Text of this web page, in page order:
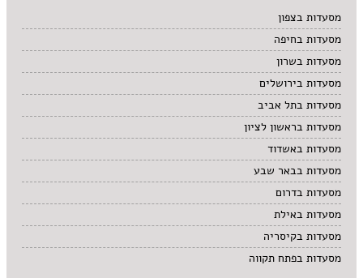
מרקים
מתוקים
סיני
סנדוויץ' בר
פאב
מסעדות בצפון
מסעדות בחיפה
מסעדות בשרון
מסעדות בירושלים
מסעדות בתל אביב
מסעדות בראשון לציון
מסעדות באשדוד
מסעדות בבאר שבע
מסעדות בדרום
מסעדות באילת
מסעדות בקיסריה
מסעדות בפתח תקווה